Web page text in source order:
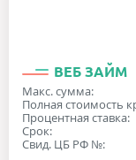
ВЕБ ЗАЙМ
Макс. сумма:
Полная стоимость
Процентная ставка:
Срок:
Свид. ЦБ РФ №: